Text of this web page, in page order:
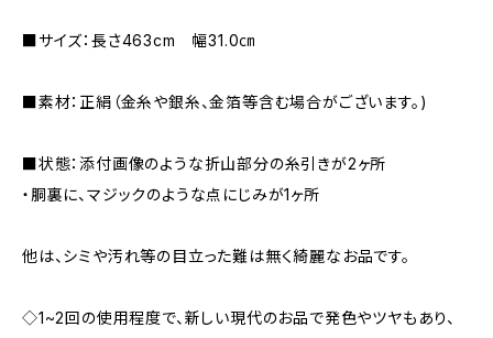
■サイズ：長さ463cm 幅31.0㎝
■素材：正絹（金糸や銀糸、金箔等含む場合がございます。)
■状態：添付画像のような折山部分の糸引きが2ヶ所
・胴裏に、マジックのような点にじみが1ヶ所
他は、シミや汚れ等の目立った難は無く綺麗なお品です。
◇1~2回の使用程度で、新しい現代のお品で発色やツヤもあり、